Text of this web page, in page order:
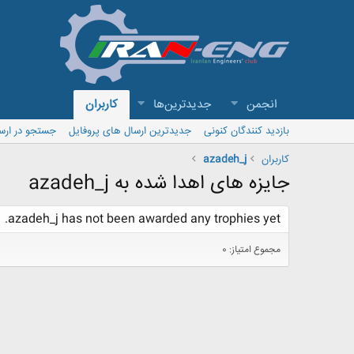
انجمن جدیدترین‌ها کاربران
بازدید کنندگان کنونی جدیدترین ارسال های پروفایل
جستجو در
کاربران
azadeh_j
جایزه های اهدا شده به azadeh_j
azadeh_j has not been awarded any trophies yet.
مجموع امتیاز: 0